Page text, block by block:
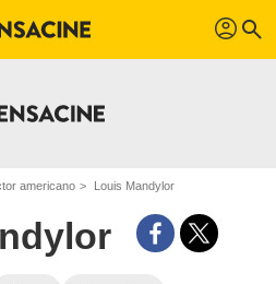
profil search
americano Louis Mandylor